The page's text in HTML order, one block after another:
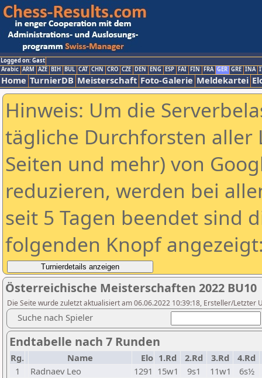
Logged on: Gast
Arabic ARM AZE BIH BUL CAT CHN CRO CZE DEN ENG ESP FAI FIN FRA GER GRE INA
Home TurnierDB Meisterschaft Foto-Galerie Meldekartei
Hinweis: Um die
tägliche Durchforsten aller
Seiten und mehr) von
reduzieren, werden bei
seit 5 Tagen beendet sind
folgenden Knopf
Österreichische Meisterschaften 2022 BU10
Die Seite wurde zuletzt aktualisiert am 06.06.2022 10:39:18, Ersteller/Letzter
Suche nach Spieler
Endtabelle nach 7 Runden
Rg. Name Elo 1.Rd 2.Rd 3.Rd
4.Rd
1
Radnaev Leo 1291 15w1 9s1 11w1
6s½